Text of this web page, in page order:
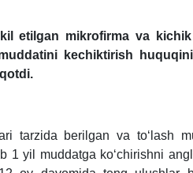
etilgan mikrofirma va
kechiktirish huquq
tarzida berilgan va toʻlash
1 yil muddatga koʻchirishni